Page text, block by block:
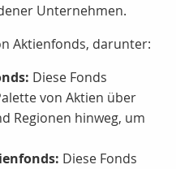
Unternehmen.
Aktienfonds, darunter:
Diese Fonds
von Aktien über
Regionen hinweg, um
Diese Fonds